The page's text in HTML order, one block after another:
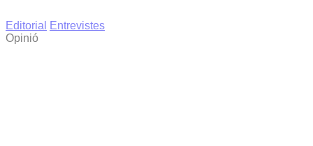
Editorial
Entrevistes
Opinió